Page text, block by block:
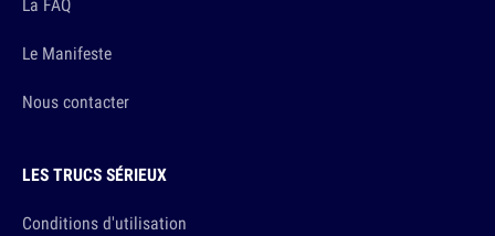
Le Manifeste
Nous contacter
LES TRUCS SÉRIEUX
Conditions d'utilisation